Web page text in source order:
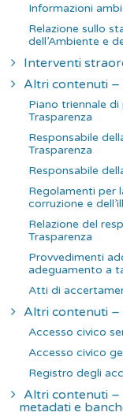
Informazioni
Relazione sullo
dell’Ambiente e
Interventi
Altri contenuti –
Piano triennale di
Trasparenza
Responsabile
Trasparenza
Responsabile
Regolamenti per
corruzione e
Relazione del
Trasparenza
Provvedimenti
adeguamento a
Atti di
Altri contenuti –
Accesso civico
Accesso civico
Registro degli
Altri contenuti –
metadati e